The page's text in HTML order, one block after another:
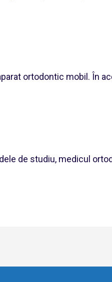
ortodontic mobil. În
de studiu, medicul